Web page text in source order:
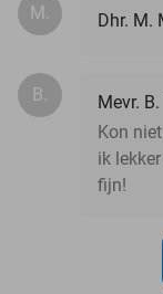
M. Dhr. M.
B.
Mevr.
Kon
ik
fijn!